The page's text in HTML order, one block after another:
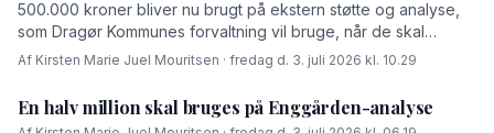
500.000 kroner bliver nu brugt på ekstern støtte og analyse,
som Dragør Kommunes forvaltning vil bruge, når de skal
forhandle med OK-fonden om en driftsoverenskomst for
Af Kirsten Marie Juel Mouritsen · fredag d. 3. juli 2026 kl. 10.29
En halv million skal bruges på Enggården-analyse